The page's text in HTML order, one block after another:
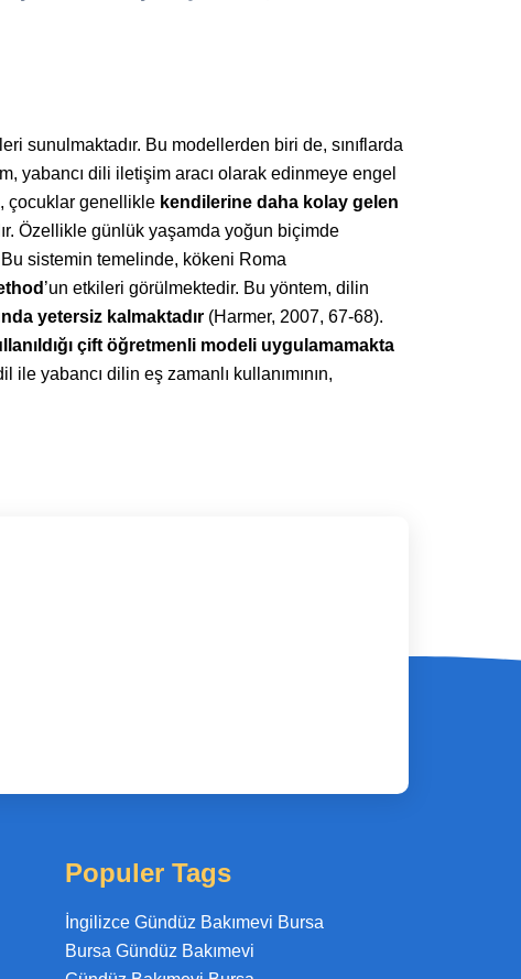
sunulmaktadır. Bu modellerden biri de, sınıflarda
yabancı dili iletişim aracı olarak edinmeye engel
çocuklar genellikle kendilerine daha kolay gelen
Özellikle günlük yaşamda yoğun biçimde
Bu sistemin temelinde, kökeni Roma
’un etkileri görülmektedir. Bu yöntem, dilin
yetersiz kalmaktadır(Harmer, 2007, 67-68).
çift öğretmenli modeli uygulamamakta
yabancı dilin eş zamanlı kullanımının,
Populer Tags
İngilizce Gündüz Bakımevi Bursa
Bursa Gündüz Bakımevi